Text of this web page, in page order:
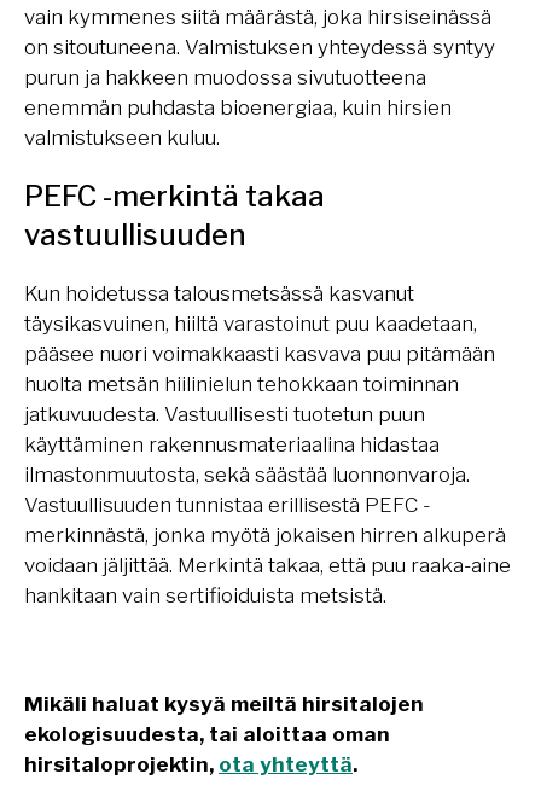
vain kymmenes siitä määrästä, joka hirsiseinässä
on sitoutuneena. Valmistuksen yhteydessä syntyy
purun ja hakkeen muodossa sivutuotteena
enemmän puhdasta bioenergiaa, kuin hirsien
valmistukseen kuluu.
PEFC -merkintä takaa
vastuullisuuden
Kun hoidetussa talousmetsässä kasvanut
täysikasvuinen, hiiltä varastoinut puu kaadetaan,
pääsee nuori voimakkaasti kasvava puu pitämään
huolta metsän hiilinielun tehokkaan toiminnan
jatkuvuudesta. Vastuullisesti tuotetun puun
käyttäminen rakennusmateriaalina hidastaa
ilmastonmuutosta, sekä säästää luonnonvaroja.
Vastuullisuuden tunnistaa erillisestä PEFC -
merkinnästä, jonka myötä jokaisen hirren alkuperä
voidaan jäljittää. Merkintä takaa, että puu raaka-aine
hankitaan vain sertifioiduista metsistä.
Mikäli haluat kysyä meiltä hirsitalojen
ekologisuudesta, tai aloittaa oman
hirsitaloprojektin, ota yhteyttä.